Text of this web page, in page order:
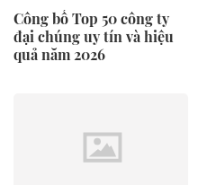
Công bố Top 50 công ty
đại chúng uy tín và hiệu
quả năm 2026